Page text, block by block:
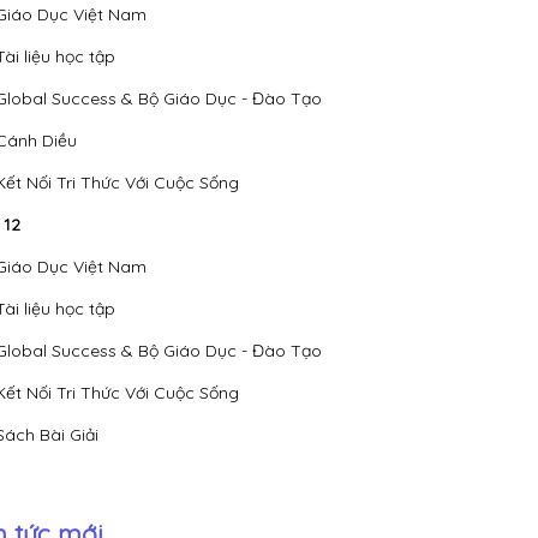
Dục Việt Nam
liệu học tập
Success & Bộ Giáo Dục - Đào Tạo
Diều
Nối Tri Thức Với Cuộc Sống
Dục Việt Nam
liệu học tập
Success & Bộ Giáo Dục - Đào Tạo
Nối Tri Thức Với Cuộc Sống
Bài Giải